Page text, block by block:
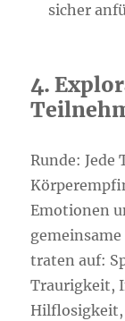
sicher
4.
Runde:
Emotionen
traten auf:
Traurigkeit,
Hilflosigkeit,